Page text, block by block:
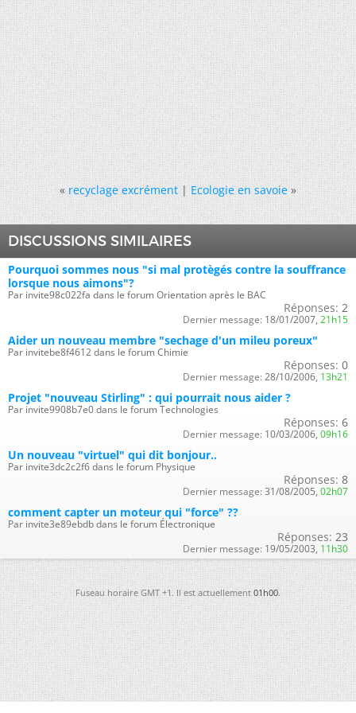
« recyclage excrément|Ecologie en savoie »
DISCUSSIONS SIMILAIRES
Pourquoi sommes nous "si mal protègés contre la souffrance
lorsque nous aimons"?
Par invite98c022fa dans le forum Orientation après le BAC
Réponses: 2
Dernier message: 18/01/2007, 21h15
Aider un nouveau membre "sechage d'un mileu poreux"
Par invitebe8f4612 dans le forum Chimie
Réponses: 0
Dernier message: 28/10/2006, 13h21
Projet "nouveau Stirling" : qui pourrait nous aider ?
Par invite9908b7e0 dans le forum Technologies
Réponses: 6
Dernier message: 10/03/2006, 09h16
Un nouveau "virtuel" qui dit bonjour..
Par invite3dc2c2f6 dans le forum Physique
Réponses: 8
Dernier message: 31/08/2005, 02h07
comment capter un moteur qui "force" ??
Par invite3e89ebdb dans le forum Électronique
Réponses: 23
Dernier message: 19/05/2003, 11h30
Fuseau horaire GMT +1. Il est actuellement01h00.